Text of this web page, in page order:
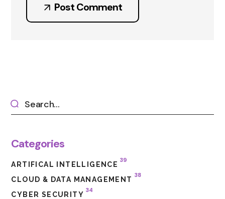
Post Comment
Categories
ARTIFICAL INTELLIGENCE
39
CLOUD & DATA MANAGEMENT
38
CYBER SECURITY
34